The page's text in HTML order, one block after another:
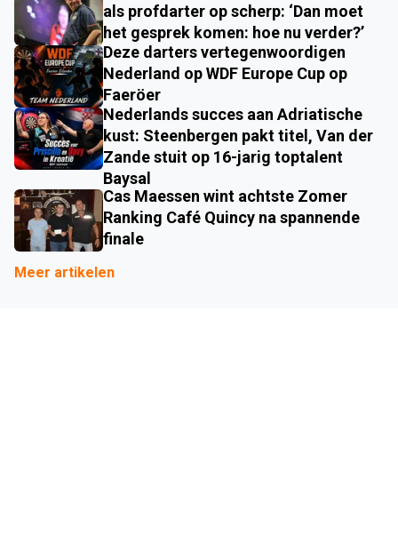
als profdarter op scherp: ‘Dan moet
het gesprek komen: hoe nu verder?’
Deze darters vertegenwoordigen
Nederland op WDF Europe Cup op
Faeröer
Nederlands succes aan Adriatische
kust: Steenbergen pakt titel, Van der
Zande stuit op 16-jarig toptalent
Baysal
Cas Maessen wint achtste Zomer
Ranking Café Quincy na spannende
finale
Meer artikelen